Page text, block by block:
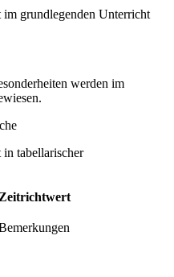
im grundlegenden Unterricht
werden im
tabellarischer
Zeitrichtwert